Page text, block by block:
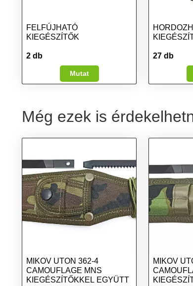
FELFÚJHATÓ
KIEGÉSZÍTŐK
2 db
Mutat
27 db
Még ezek is
MIKOV UTON 362-4
CAMOUFLAGE MNS
KIEGÉSZÍTŐKKEL EGYÜTT
MIKOV